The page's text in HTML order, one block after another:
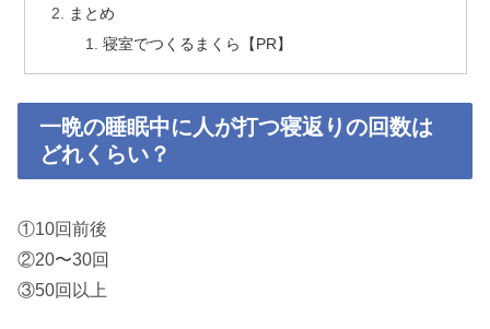
まとめ
寝室でつくるまくら【PR】
一晩の睡眠中に人が打つ寝返りの回数は
どれくらい？
①10回前後
②20〜30回
③50回以上